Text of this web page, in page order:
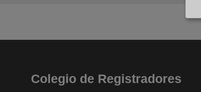
Colegio de Registradores